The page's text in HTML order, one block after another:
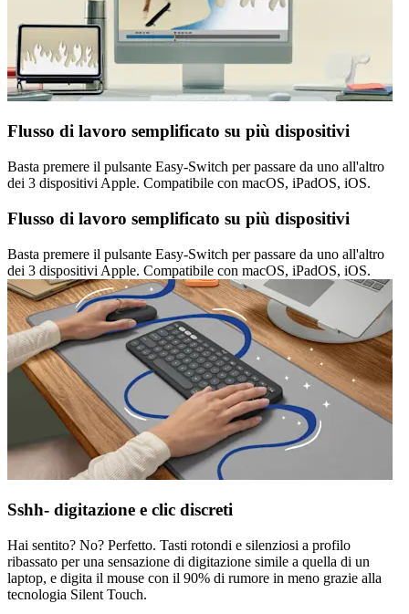
Flusso di lavoro semplificato su più dispositivi
Basta premere il pulsante Easy-Switch per passare da uno all'altro
dei 3 dispositivi Apple. Compatibile con macOS, iPadOS, iOS.
Flusso di lavoro semplificato su più dispositivi
Basta premere il pulsante Easy-Switch per passare da uno all'altro
dei 3 dispositivi Apple. Compatibile con macOS, iPadOS, iOS.
Sshh- digitazione e clic discreti
Hai sentito? No? Perfetto. Tasti rotondi e silenziosi a profilo
ribassato per una sensazione di digitazione simile a quella di un
laptop, e digita il mouse con il 90% di rumore in meno grazie alla
tecnologia Silent Touch.